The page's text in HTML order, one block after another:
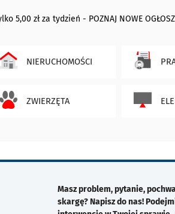
5,00 zł za tydzień - POZNAJ NOWE
NIERUCHOMOŚCI
ZWIERZĘTA
Masz problem, pytanie,
skargę? Napisz do nas!